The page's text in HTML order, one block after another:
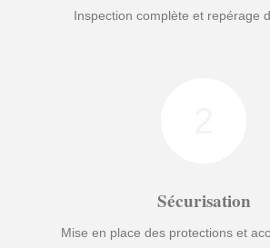
Inspection complète et repérage
Sécurisation
Mise en place des protections et